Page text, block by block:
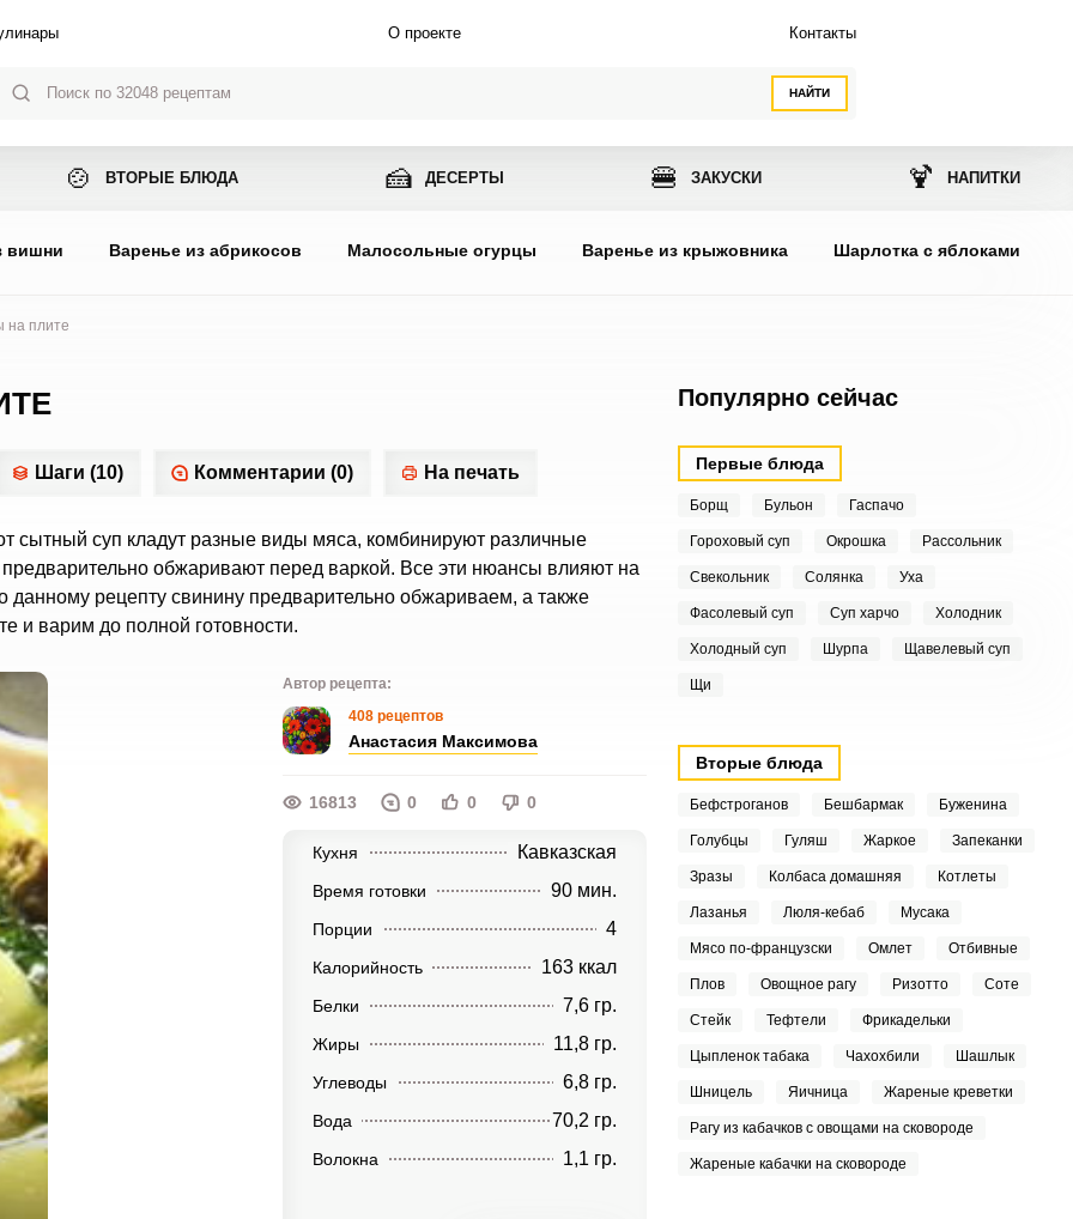
НАЙТИ
О проекте Контакты
🍲 ВТОРЫЕ БЛЮДА 🍰 ДЕСЕРТЫ 🍔 ЗАКУСКИ 🍹 НАПИТКИ
вишни Варенье из абрикосов Малосольные огурцы Варенье из крыжовника Шарлотка с яблоками
на плите
Шаги (10) Комментарии (0) На печать
сытный суп кладут разные виды мяса, комбинируют различные
обжаривают перед варкой. Все эти нюансы влияют на
данному рецепту свинину предварительно обжариваем, а также
и варим до полной готовности.
Автор рецепта:
408 рецептов
Анастасия Максимова
16813 0 0 0
Кухня Кавказская
Время готовки 90 мин.
Порции 4
Калорийность 163 ккал
Белки 7,6 гр.
Жиры 11,8 гр.
Углеводы 6,8 гр.
Вода 70,2 гр.
Волокна 1,1 гр.
Популярно сейчас
Первые блюда
Борщ Бульон Гаспачо
Гороховый суп Окрошка Рассольник
Свекольник Солянка Уха
Фасолевый суп Суп харчо Холодник
Холодный суп Шурпа Щавелевый суп
Щи
Вторые блюда
Бефстроганов Бешбармак Буженина
Голубцы Гуляш Жаркое Запеканки
Зразы Колбаса домашняя Котлеты
Лазанья Люля-кебаб Мусака
Мясо по-французски Омлет Отбивные
Плов Овощное рагу Ризотто Соте
Стейк Тефтели Фрикадельки
Цыпленок табака Чахохбили Шашлык
Шницель Яичница Жареные креветки
Рагу из кабачков с овощами на сковороде
Жареные кабачки на сковороде